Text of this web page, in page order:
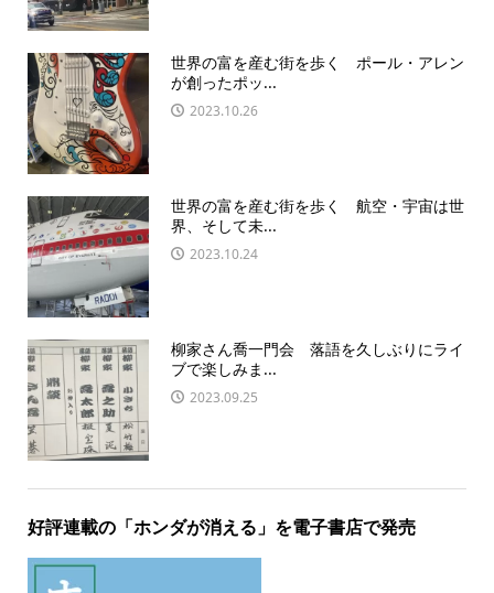
世界の富を産む街を歩く ポール・アレン
が創ったポッ...
2023.10.26
世界の富を産む街を歩く 航空・宇宙は世
界、そして未...
2023.10.24
柳家さん喬一門会 落語を久しぶりにライ
ブで楽しみま...
2023.09.25
好評連載の「ホンダが消える」を電子書店で発売